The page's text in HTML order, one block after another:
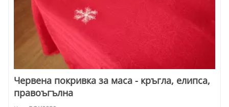
Червена покривка за маса - кръгла, елипса,
правоъгълна